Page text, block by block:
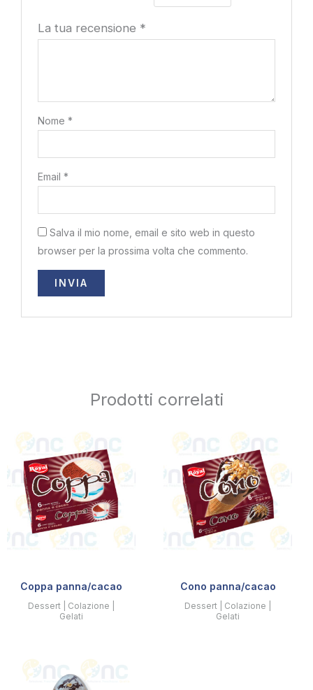
La tua recensione *
Nome*
Email*
Salva il mio nome, email e sito web in questo
browser per la prossima volta che commento.
Prodotti correlati
Coppa panna/cacao
Dessert | Colazione |
Gelati
Cono panna/cacao
Dessert | Colazione |
Gelati